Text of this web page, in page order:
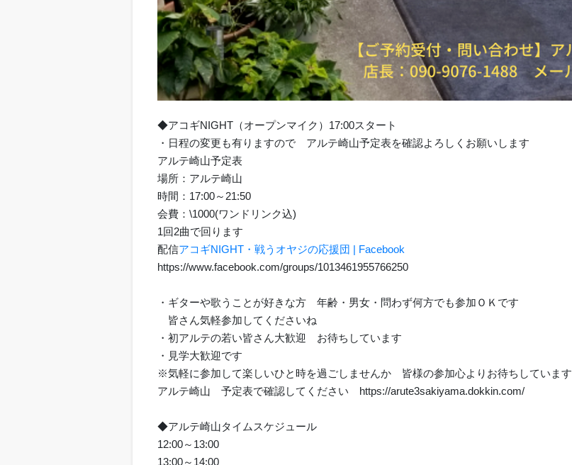
◆アコギNIGHT（オープンマイク）17:00スタート
・日程の変更も有りますので アルテ崎山予定表を確認よろしくお願いします
アルテ崎山予定表
場所：アルテ崎山
時間：17:00～21:50
会費：\1000(ワンドリンク込)
1回2曲で回ります
配信アコギNIGHT・戦うオヤジの応援団 | Facebook
https://www.facebook.com/groups/1013461955766250
・ギターや歌うことが好きな方 年齢・男女・問わず何方でも参加ＯＫです
皆さん気軽参加してくださいね
・初アルテの若い皆さん大歓迎 お待ちしています
・見学大歓迎です
※気軽に参加して楽しいひと時を過ごしませんか 皆様の参加心よりお待ちしています
アルテ崎山 予定表で確認してください https://arute3sakiyama.dokkin.com/
◆アルテ崎山タイムスケジュール
12:00～13:00
13:00～14:00